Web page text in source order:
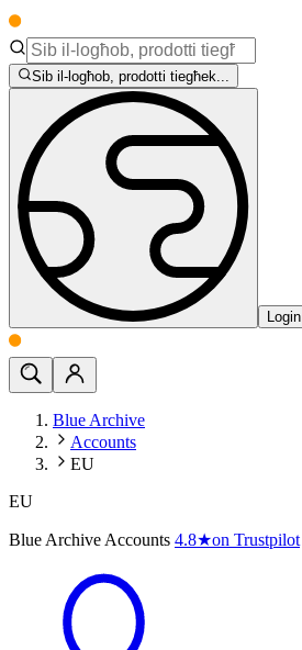
Sib il-logħob, prodotti tiegħek...
Login
Blue Archive
Accounts
EU
EU
Blue Archive Accounts 4.8★on Trustpilot